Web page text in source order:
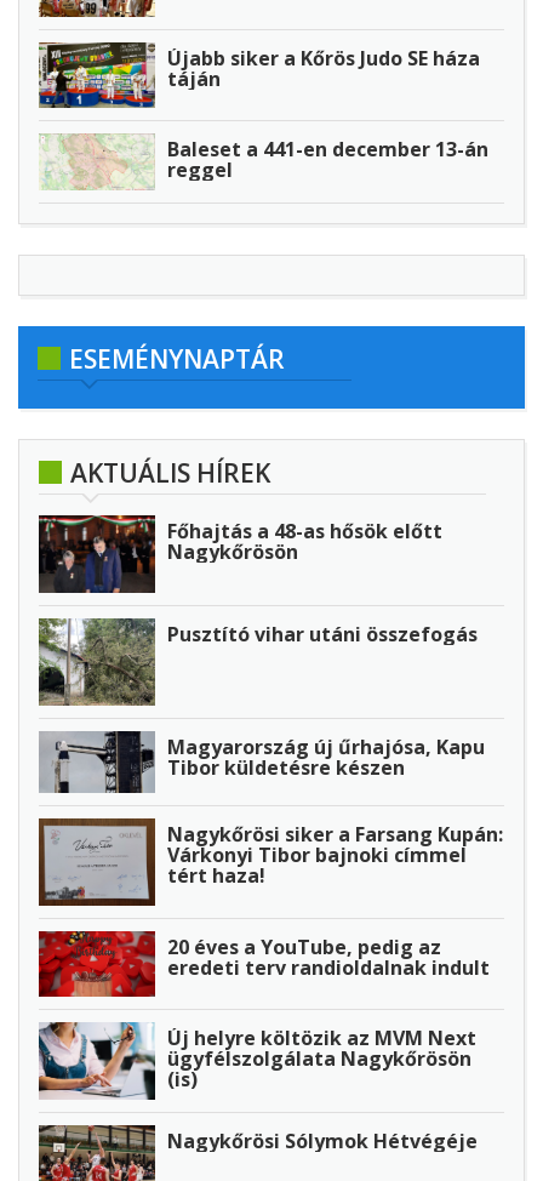
Újabb siker a Kőrös Judo SE háza
táján
Baleset a 441-en december 13-án
reggel
ESEMÉNYNAPTÁR
AKTUÁLIS HÍREK
Főhajtás a 48-as hősök előtt
Nagykőrösön
Pusztító vihar utáni összefogás
Magyarország új űrhajósa, Kapu
Tibor küldetésre készen
Nagykőrösi siker a Farsang Kupán:
Várkonyi Tibor bajnoki címmel
tért haza!
20 éves a YouTube, pedig az
eredeti terv randioldalnak indult
Új helyre költözik az MVM Next
ügyfélszolgálata Nagykőrösön
(is)
Nagykőrösi Sólymok Hétvégéje